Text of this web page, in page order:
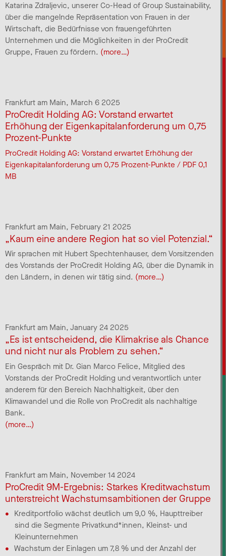
Katarina Zdraljevic, unserer Co-Head of Group Sustainability,
über die mangelnde Repräsentation von Frauen in der
Wirtschaft, die Bedürfnisse von frauengeführten
Unternehmen und die Möglichkeiten in der ProCredit
Gruppe, Frauen zu fördern. (more…)
Frankfurt am Main, March 6 2025
ProCredit Holding AG: Vorstand erwartet
Erhöhung der Eigenkapitalanforderung um 0,75
Prozent-Punkte
ProCredit Holding AG: Vorstand erwartet Erhöhung der
Eigenkapitalanforderung um 0,75 Prozent-Punkte / PDF 0,1
MB
Frankfurt am Main, February 21 2025
„Kaum eine andere Region hat so viel Potenzial.“
Wir sprachen mit Hubert Spechtenhauser, dem Vorsitzenden
des Vorstands der ProCredit Holding AG, über die Dynamik in
den Ländern, in denen wir tätig sind. (more…)
Frankfurt am Main, January 24 2025
„Es ist entscheidend, die Klimakrise als Chance
und nicht nur als Problem zu sehen.“
Ein Gespräch mit Dr. Gian Marco Felice, Mitglied des
Vorstands der ProCredit Holding und verantwortlich unter
anderem für den Bereich Nachhaltigkeit, über den
Klimawandel und die Rolle von ProCredit als nachhaltige
Bank.
(more…)
Frankfurt am Main, November 14 2024
ProCredit 9M-Ergebnis: Starkes Kreditwachstum
unterstreicht Wachstumsambitionen der Gruppe
Kreditportfolio wächst deutlich um 9,0 %, Haupttreiber
sind die Segmente Privatkund*innen, Kleinst- und
Kleinunternehmen
Wachstum der Einlagen um 7,8 % und der Anzahl der